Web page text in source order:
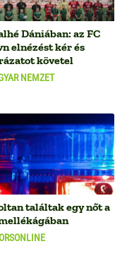
NEMZET
Dániában: az FC
elnézést kér és
követel
találtak egy nőt a